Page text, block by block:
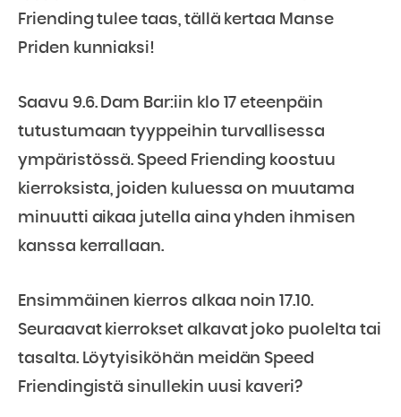
Friending tulee taas, tällä kertaa Manse
Priden kunniaksi!
Saavu 9.6. Dam Bar:iin klo 17 eteenpäin
tutustumaan tyyppeihin turvallisessa
ympäristössä. Speed Friending koostuu
kierroksista, joiden kuluessa on muutama
minuutti aikaa jutella aina yhden ihmisen
kanssa kerrallaan.
Ensimmäinen kierros alkaa noin 17.10.
Seuraavat kierrokset alkavat joko puolelta tai
tasalta. Löytyisiköhän meidän Speed
Friendingistä sinullekin uusi kaveri?